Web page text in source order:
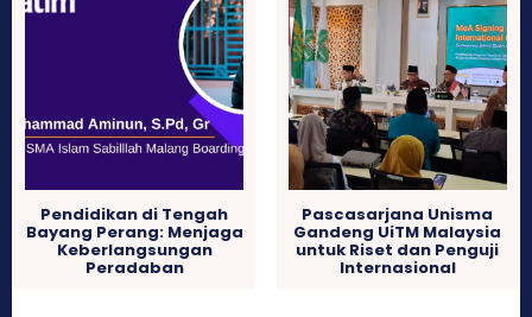
Pendidikan di Tengah
Bayang Perang: Menjaga
Keberlangsungan
Peradaban
Pascasarjana Unisma
Gandeng UiTM Malaysia
untuk Riset dan Penguji
Internasional